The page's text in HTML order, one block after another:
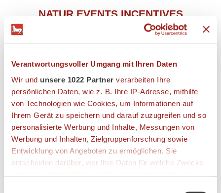
Verantwortungsvoller Umgang mit Ihren Daten
Wir und unsere 1022 Partner verarbeiten Ihre
persönlichen Daten, wie z. B. Ihre IP-Adresse, mithilfe
von Technologien wie Cookies, um Informationen auf
Ihrem Gerät zu speichern und darauf zuzugreifen und so
personalisierte Werbung und Inhalte, Messungen von
Werbung und Inhalten, Zielgruppenforschung sowie
Entwicklung von Angeboten zu ermöglichen. Sie
entscheiden darüber, wer Ihre Daten für welche Zwecke
NATUR EVENTS INCENTIVES
Trainings für gestalterische Personalentwicklung
(Managementtraining), zielgerichtete Mitarbeiterführung,
Mitarbeitermotivation, aktives Kommunikationstraining,
modernes Vertriebstraining und Neukundengewinnung.
DIETER TROLLMANN